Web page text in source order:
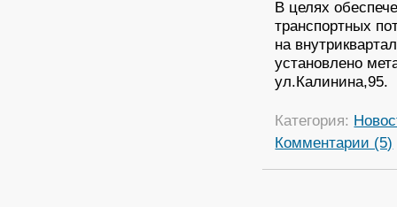
В целях
транспортных
на
установлено
ул.Калинина,95.
Категория:
Комментарии (5)